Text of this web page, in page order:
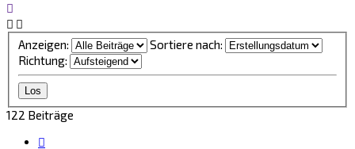
Anzeigen:
Sortiere nach:
Richtung:
122 Beiträge